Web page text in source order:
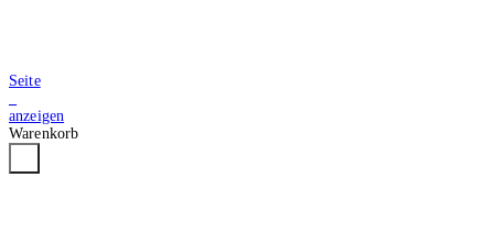
Seite
anzeigen
Warenkorb